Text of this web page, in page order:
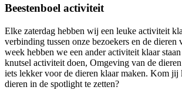
Beestenboel activiteit
Elke zaterdag hebben wij een leuke activiteit
verbinding tussen onze bezoekers en de
week hebben we een ander activiteit klaar
knutsel activiteit doen, Omgeving van de
iets lekker voor de dieren klaar maken. Kom jij
dieren in de spotlight te zetten?